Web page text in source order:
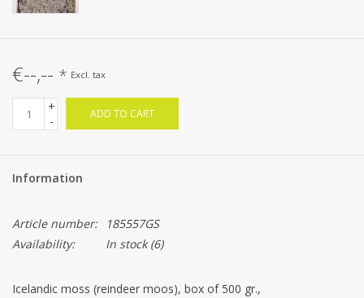
€--,-- * Excl. tax
+
-
ADD TO CART
Information
Article number:
185557GS
Availability:
In stock(6)
Icelandic moss (reindeer moos), box of 500 gr.,